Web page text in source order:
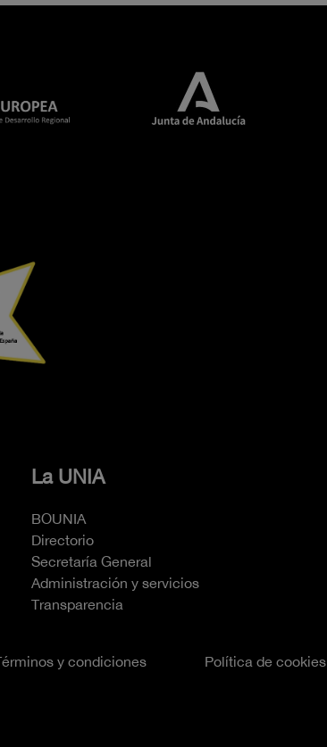
La UNIA
BOUNIA
Directorio
Secretaría General
Administración y servicios
Transparencia
y condiciones Política de cookies